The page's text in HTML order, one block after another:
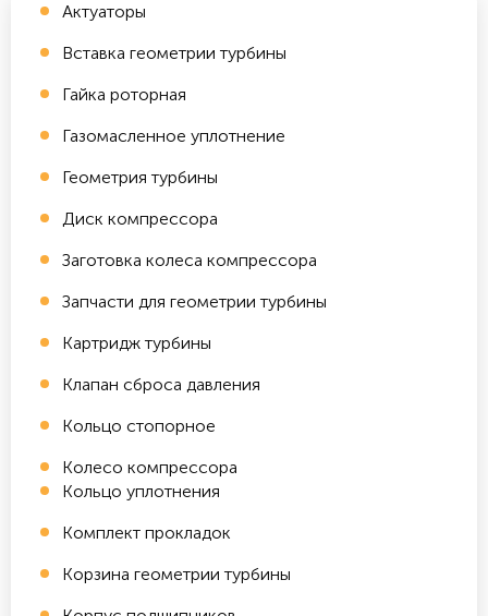
Актуаторы
Вставка геометрии турбины
Гайка роторная
Газомасленное уплотнение
Геометрия турбины
Диск компрессора
Заготовка колеса компрессора
Запчасти для геометрии турбины
Картридж турбины
Клапан сброса давления
Кольцо стопорное
Колесо компрессора
Кольцо уплотнения
Комплект прокладок
Корзина геометрии турбины